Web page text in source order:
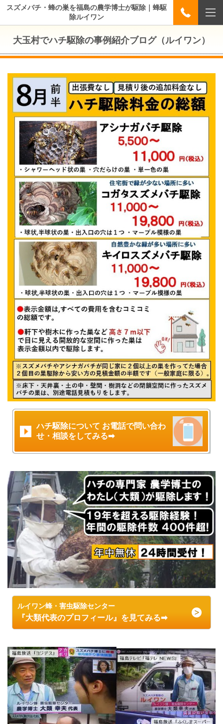
スズメバチ・蜂の巣を福島の農学博士が駆除｜蜂駆
除ルイワン
大玉村でハチ駆除の事例紹介ブログ（ルイワン）
ハチ駆除について お電話で問い合わ
せ・相談をしてみる➡
ルイワン蜂・害虫駆除センター
『大類代表のプロフィール』を見てみる➡